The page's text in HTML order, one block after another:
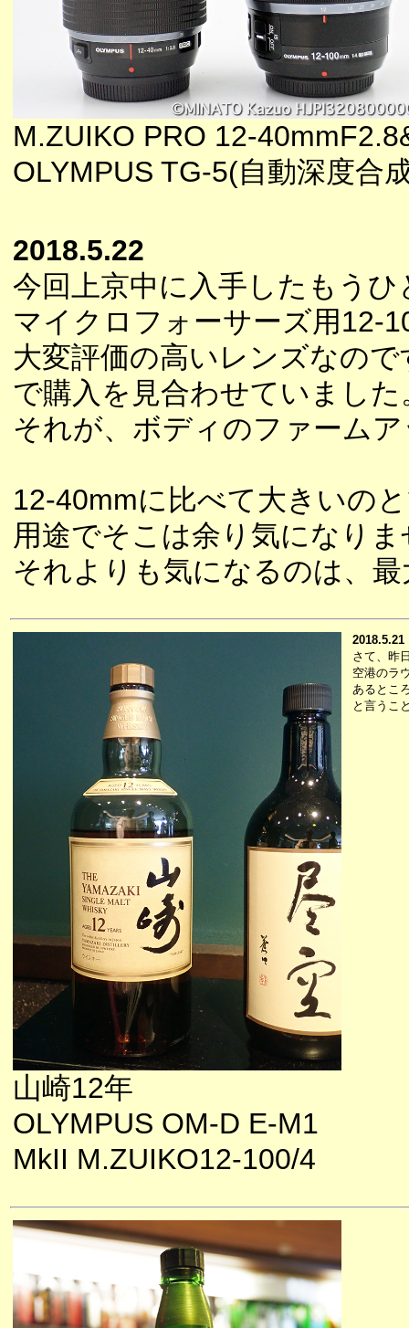
M.ZUIKO PRO 12-
OLYMPUS TG-5(自動深度合
2018.5.22
今回上京中に入手したもうひ
マイクロフォーサーズ用12-
大変評価の高いレンズなの
で購入を見合わせていました
それが、ボディのファーム
12-40mmに比べて大きいの
用途でそこは余り気になり
それよりも気になるのは、
山崎12年
OLYMPUS OM-D E-M1
MkII M.ZUIKO12-100/4
2018.5.21
さて、昨
空港のラ
あるとこ
と言うこ